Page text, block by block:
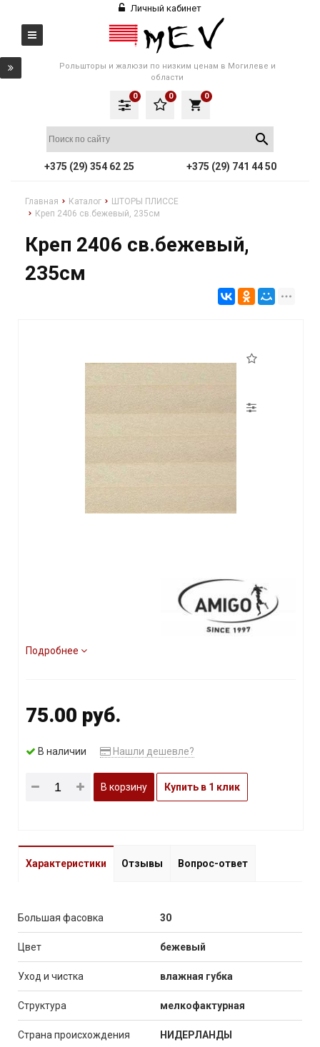
Личный кабинет
Рольшторы и жалюзи по низким ценам в Могилеве и
области
local_grocery_store
0
0
0
+375 (29) 354 62 25 +375 (29) 741 44 50
Главная Каталог
ШТОРЫ ПЛИССЕ
Креп 2406 св.бежевый, 235см
Креп 2406 св.бежевый,
235см
Подробнее
75.00 руб.
В наличии Нашли дешевле?
В корзину Купить в 1 клик
Характеристики Отзывы Вопрос-ответ
Большая фасовка 30
Цвет бежевый
Уход и чистка влажная губка
Структура мелкофактурная
Страна происхождения НИДЕРЛАНДЫ